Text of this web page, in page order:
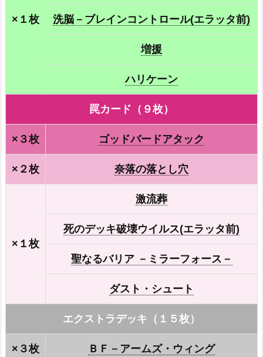
×１枚 洗脳－ブレインコントロール(エラッタ前)
増援
ハリケーン
罠カード（９枚）
×３枚 ゴッドバードアタック
×２枚 奈落の落とし穴
×１枚
激流葬
死のデッキ破壊ウイルス(エラッタ前)
聖なるバリア －ミラーフォース－
ダスト・シュート
エクストラデッキ（１５枚）
×３枚 ＢＦ－アームズ・ウィング